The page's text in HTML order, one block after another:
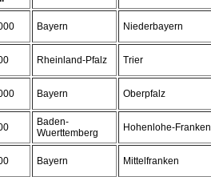
Bayern Niederbayern
Rheinland-Pfalz Trier
Bayern Oberpfalz
Baden-
Wuerttemberg
Hohenlohe-Franken
Bayern Mittelfranken